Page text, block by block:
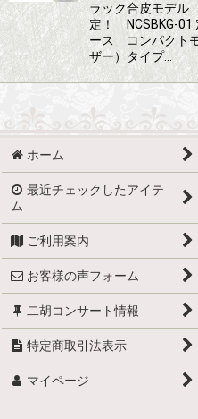
ラック合皮モデル
定！ NCSBKG-01
ース コンパクト
ザー）タイプ…
ホーム
最近チェックしたアイテ
ム
ご利用案内
お客様の声フォーム
二胡コンサート情報
特定商取引法表示
マイページ